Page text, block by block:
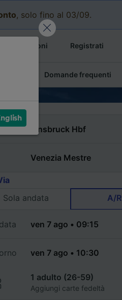
, solo fino al 03/09.
prenotazioni Registrati
Domande frequenti
Sola andata
A/R
1 adulto (26-59)
Aggiungi carte fedeltà